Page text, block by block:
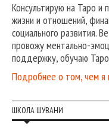
Консультирую на Таро и
жизни и отношений,
социального развития.
провожу ментально-
поддержку, обучаю Таро
Подробнее о том, чем я
ШКОЛА ШУВАНИ